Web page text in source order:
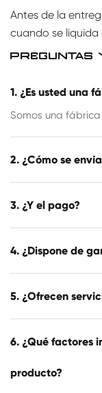
Antes de la
cuando se liquida
PREGUNTAS
1. ¿Es usted una
Somos una
2. ¿Cómo se
3. ¿Y el pago?
4. ¿Dispone de
5. ¿Ofrecen
6. ¿Qué factores
producto?